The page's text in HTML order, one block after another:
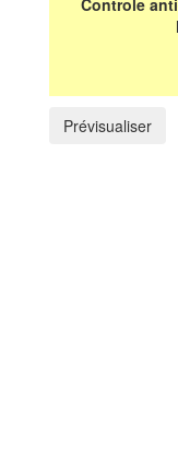
Controle